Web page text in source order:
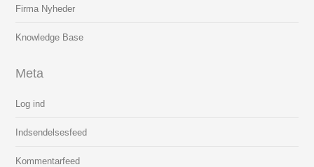
Firma Nyheder
Knowledge Base
Meta
Log ind
Indsendelsesfeed
Kommentarfeed